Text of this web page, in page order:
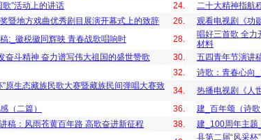
”活动上的讲话 24.
二十大精神指航
暨地方戏曲优秀剧目展演开幕式上的致辞 26.
观看电视剧《功
:_徽税徽同辉映 青春战歌唱响时 28.
唱好三首歌 全
材料
奋斗精神 奋力谱写伟大祖国的盛世赞歌 30.
五四青年节演讲
32.
诗歌：青春心向
”原生态藏族民歌大赛暨藏族民间弹唱大赛致
34.
热播电视剧《人
（二篇） 36.
建_百年颂（诗歌
稿：风雨苍黄百年路 高歌奋进新征程 38.
建_100周年主题
县第二届“风采